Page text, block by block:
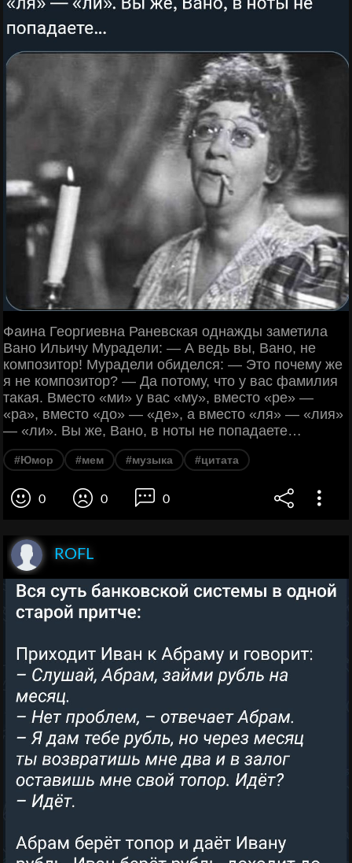
Фаина Георгиевна Раневская однажды заметила
Вано Ильичу Мурадели: — А ведь вы, Вано, не
композитор! Мурадели обиделся: — Это почему же
я не композитор? — Да потому, что у вас фамилия
такая. Вместо «ми» у вас «му», вместо «ре» —
«ра», вместо «до» — «де», а вместо «ля» — «лия»
— «ли». Вы же, Вано, в ноты не попадаете…
#Юмор #мем #музыка #цитата
0 0 0
ROFL